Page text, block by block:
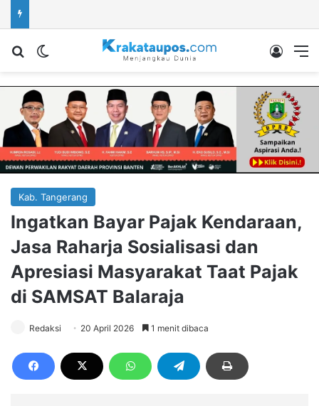
Cari berita...Switch skin Log In
Kab. Tangerang
Ingatkan Bayar Pajak Kendaraan,
Jasa Raharja Sosialisasi dan
Apresiasi Masyarakat Taat Pajak
di SAMSAT Balaraja
Redaksi 20 April 2026 1 menit dibaca